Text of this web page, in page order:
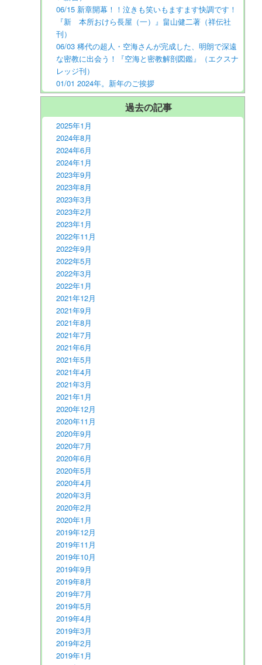
06/15 新章開幕！！泣きも笑いもますます快調です！
『新 本所おけら長屋（一）』畠山健二著（祥伝社
刊）
06/03 稀代の超人・空海さんが完成した、明朗で深遠
な密教に出会う！『空海と密教解剖図鑑』（エクスナ
レッジ刊）
01/01 2024年。新年のご挨拶
過去の記事
2025年1月
2024年8月
2024年6月
2024年1月
2023年9月
2023年8月
2023年3月
2023年2月
2023年1月
2022年11月
2022年9月
2022年5月
2022年3月
2022年1月
2021年12月
2021年9月
2021年8月
2021年7月
2021年6月
2021年5月
2021年4月
2021年3月
2021年1月
2020年12月
2020年11月
2020年9月
2020年7月
2020年6月
2020年5月
2020年4月
2020年3月
2020年2月
2020年1月
2019年12月
2019年11月
2019年10月
2019年9月
2019年8月
2019年7月
2019年5月
2019年4月
2019年3月
2019年2月
2019年1月